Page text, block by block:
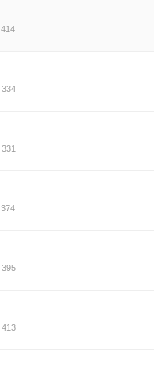
414
334
331
374
395
413